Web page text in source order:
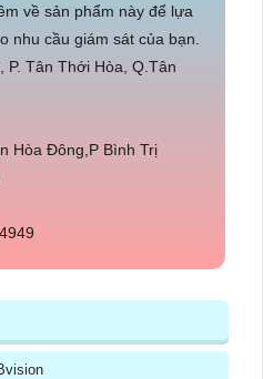
về sản phẩm này để lựa
nhu cầu giám sát của bạn.
P. Tân Thới Hòa, Q.Tân
Hòa Đông,P Bình Trị